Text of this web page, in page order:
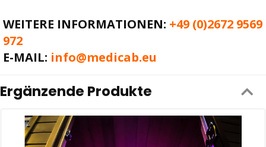
WEITERE INFORMATIONEN: +49 (0)2672 9569
972
E-MAIL: info@medicab.eu
Ergänzende Produkte